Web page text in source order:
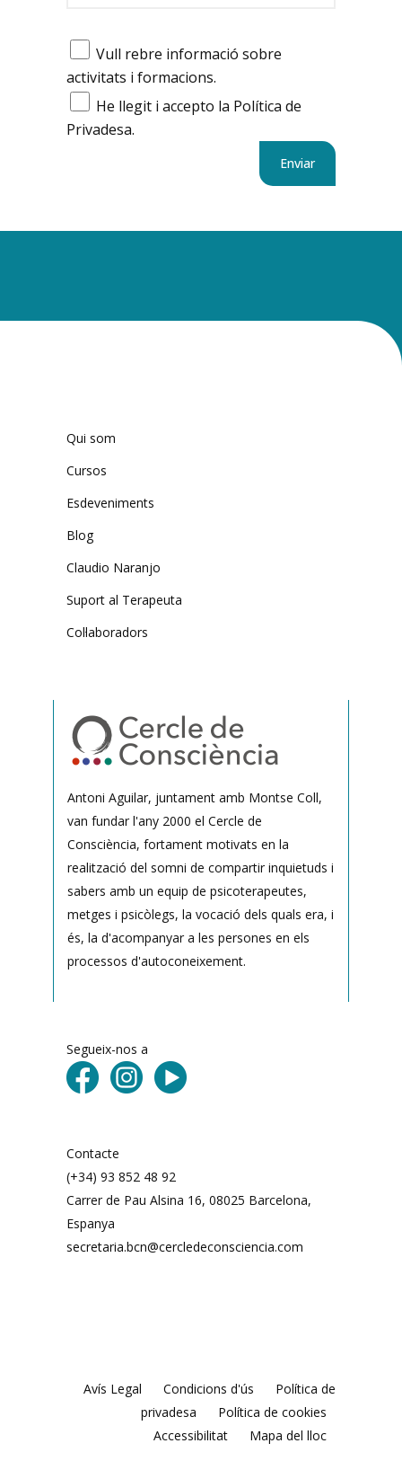
Vull rebre informació sobre
activitats i formacions.
He llegit i accepto la Política de
Privadesa.
Qui som
Cursos
Esdeveniments
Blog
Claudio Naranjo
Suport al Terapeuta
Col·laboradors
Antoni Aguilar, juntament amb Montse Coll,
van fundar l'any 2000 el Cercle de
Consciència, fortament motivats en la
realització del somni de compartir inquietuds i
sabers amb un equip de psicoterapeutes,
metges i psicòlegs, la vocació dels quals era, i
és, la d'acompanyar a les persones en els
processos d'autoconeixement.
Segueix-nos a
Contacte
(+34) 93 852 48 92
Carrer de Pau Alsina 16, 08025 Barcelona, ​​
Espanya
secretaria.bcn@cercledeconsciencia.com
Avís Legal Condicions d'ús
Política de
privadesa
Política de cookies
Accessibilitat
Mapa del lloc